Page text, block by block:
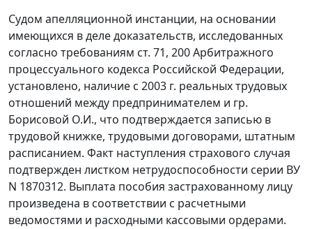
Судом апелляционной инстанции, на основании
имеющихся в деле доказательств, исследованных
согласно требованиям ст. 71, 200Арбитражного
процессуального кодекса Российской Федерации,
установлено, наличие с 2003 г. реальных трудовых
отношений между предпринимателем и гр.
Борисовой О.И., что подтверждается записью в
трудовой книжке, трудовыми договорами, штатным
расписанием. Факт наступления страхового случая
подтвержден листком нетрудоспособности серии ВУ
N 1870312. Выплата пособия застрахованному лицу
произведена в соответствии с расчетными
ведомостями и расходными кассовыми ордерами.